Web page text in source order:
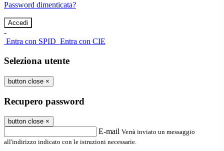
Password dimenticata?
-
Entra con SPID Entra con CIE
Seleziona utente
button close ×
Recupero password
button close ×
E-mail Verrà inviato un messaggio
all'indirizzo indicato con le istruzioni necessarie.